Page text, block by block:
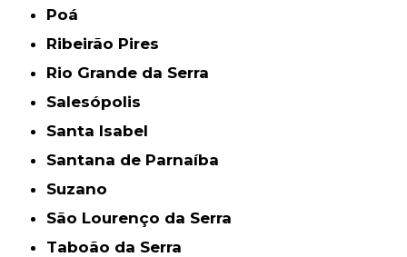
Poá
Ribeirão Pires
Rio Grande da Serra
Salesópolis
Santa Isabel
Santana de Parnaíba
Suzano
São Lourenço da Serra
Taboão da Serra